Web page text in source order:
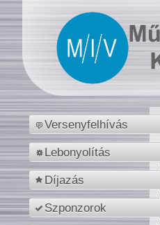
Versenyfelhívás
Lebonyolítás
Díjazás
Szponzorok